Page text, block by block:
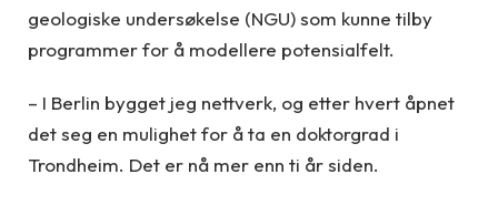
geologiske undersøkelse (NGU) som kunne tilby
programmer for å modellere potensialfelt.
– I Berlin bygget jeg nettverk, og etter hvert åpnet
det seg en mulighet for å ta en doktorgrad i
Trondheim. Det er nå mer enn ti år siden.